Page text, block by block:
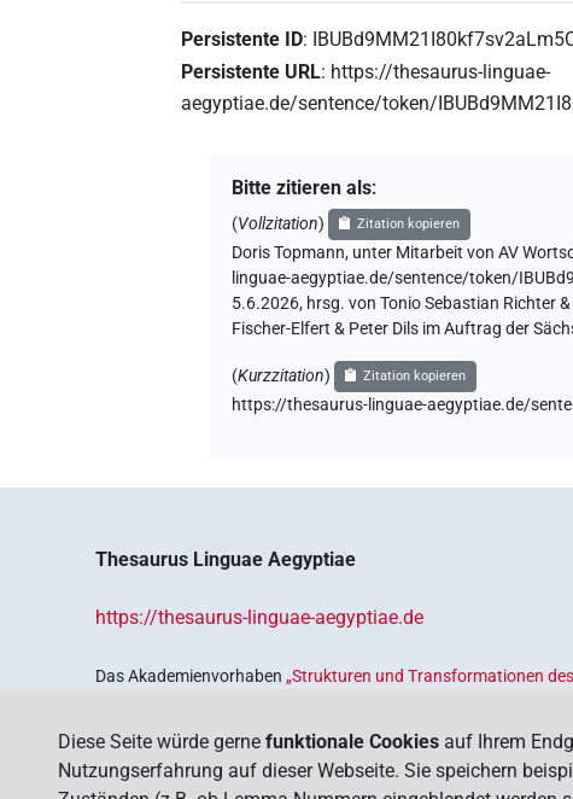
Persistente ID:
Persistente URL: https://thesaurus-linguae-
aegyptiae.de/sentence/token/
Bitte zitieren als:
(Vollzitation) Zitation kopieren
Doris Topmann, unter Mitarbeit von AV
linguae-aegyptiae.de/sentence/token/
5.6.2026, hrsg. von Tonio Sebastian Richter
Fischer-Elfert & Peter Dils im Auftrag der
(Kurzzitation) Zitation kopieren
https://thesaurus-linguae-aegyptiae.de/
Thesaurus Linguae Aegyptiae
https://thesaurus-linguae-aegyptiae.de
Das Akademienvorhaben„Strukturen und Transformationen
Deutschen Akademien der Wissenschaften.
Diese Seite würde gerne funktionale Cookies auf Ihrem
Nutzungserfahrung auf dieser Webseite. Sie speichern